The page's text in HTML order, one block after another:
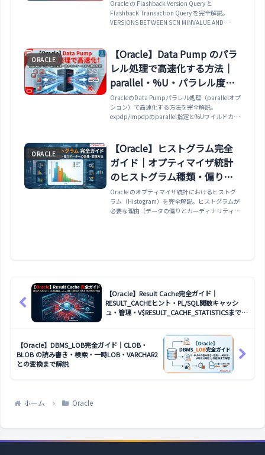
レベルの変更履歴を追跡する
Oracle の Flashback Version Query と
Flashback Transaction Query を完全解説。
VERSIONS BETWEEN SCN MINVALUE AND
VERSIONS_OPERATION・
VERSIONS_STARTTIME などの擬似列の使い
方・FLASHBACK_TRANSACTION_QUERY ビュ
ーで XID からトランザクションを特定して変更内
容を確認する方法・Flashback Table との違い・
UNDO_RETENTION の設定と参照できる履歴の
期間・AS OF TIMESTAMP との使い分けまで実例
で解説します。
ORACLE
【Oracle】Data Pump のパラ
レル処理で高速化する方法｜
parallel・%U・パラレル度の
決め方・動的変更・効かない
ケースまで解説
OracleのData Pumpパラレル処理（parallelオプ
ション）で高速化する方法を完全解説。
expdp/impdpのparallel指定と%Uワイルドカー
効くケース/効かないケース、実行中の動的変更
（attach+PARALLEL）、impdpパラレルの制
約、compression/NOLOGGINGとの組み合わせ
まで網羅。
ORACLE
【Oracle】ヒストグラム完全
ガイド｜オプティマイザ統計
のヒストグラム種類・偏りデ
ータへの効果・管理方法まで
解説
Oracle のオプティマイザ統計におけるヒストグ
ラム（Histogram）を完全解説。ヒストグラムが
必要な理由（データの偏りとカーディナリティ推
の崩れとバインドピーキングの問題まで実例で解
説します。
【Oracle】Result Cache完全ガイド｜
RESULT_CACHEヒント・PL/SQL関数キャッシ
ュ・管理・V$RESULT_CACHE_STATISTICSまで解
【Oracle】DBMS_LOB完全ガイド｜CLOB・
BLOB の読み書き・検索・一時LOB・VARCHAR2
との変換まで解説
ホーム Oracle